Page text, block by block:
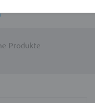
Produkte